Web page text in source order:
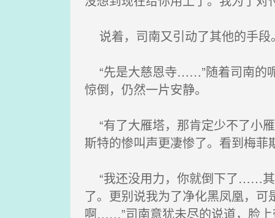
说着，司南又引动了其他的手段。
“先是大慈恩寺……”随着司南的
惊倒，仍然一片安静。
“有了大雁塔，那肯定少不了小
斯特的惨叫声更凄惨了。看到梅菲
“我还没用力，你就倒下了……其
了。更别说我为了净化黑凤凰，
啊……”司南意犹未尽的说道，脸上